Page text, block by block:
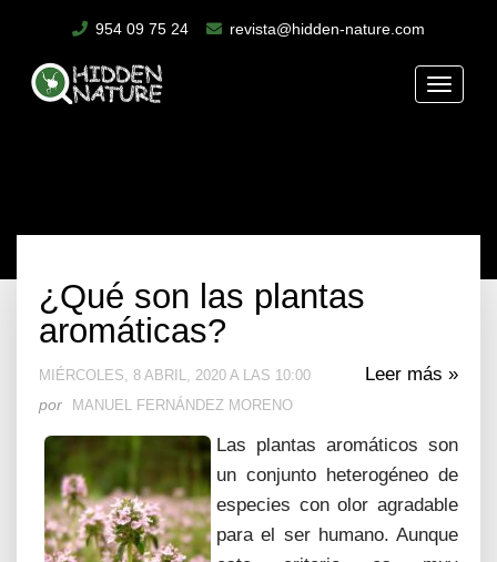
954 09 75 24 revista@hidden-nature.com
Toggle
¿Qué son las plantas
aromáticas?
Leer más »
MIÉRCOLES, 8 ABRIL, 2020 A LAS 10:00
por MANUEL FERNÁNDEZ MORENO
Las plantas aromáticos son
un conjunto heterogéneo de
especies con olor agradable
para el ser humano. Aunque